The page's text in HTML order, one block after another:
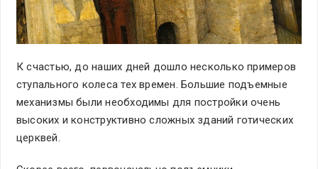
К счастью, до наших дней дошло несколько примеров
ступального колеса тех времен. Большие подъемные
механизмы были необходимы для постройки очень
высоких и конструктивно сложных зданий готических
церквей.